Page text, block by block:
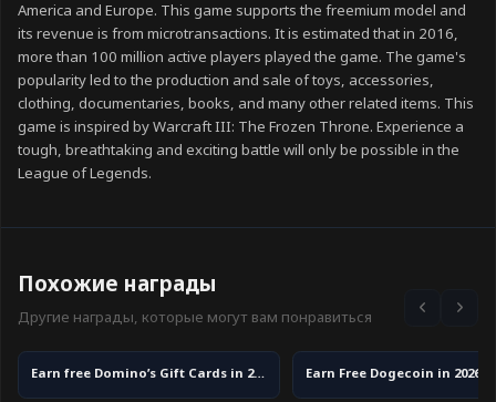
America and Europe. This game supports the freemium model and
its revenue is from microtransactions. It is estimated that in 2016,
more than 100 million active players played the game. The game's
popularity led to the production and sale of toys, accessories,
clothing, documentaries, books, and many other related items. This
game is inspired by Warcraft III: The Frozen Throne. Experience a
tough, breathtaking and exciting battle will only be possible in the
League of Legends.
Похожие награды
Другие награды, которые могут вам понравиться
Earn free Domino’s Gift Cards in 2026